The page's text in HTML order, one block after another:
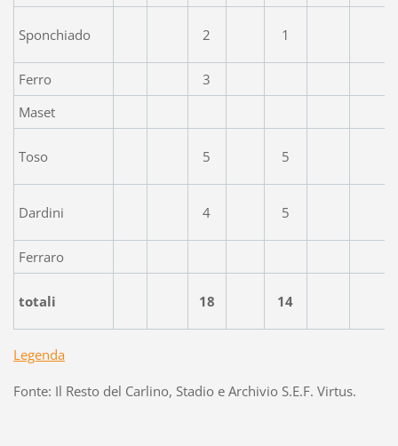
Sponchiado 2 1
Ferro
3
Maset
Toso 5 5
Dardini 4 5
Ferraro
totali 18 14
Legenda
Fonte: Il Resto del Carlino, Stadio e Archivio S.E.F. Virtus.